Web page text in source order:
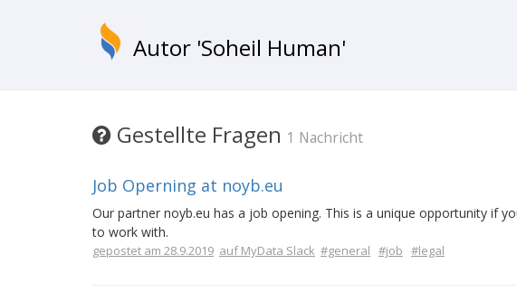
Autor 'Soheil Human'
Gestellte Fragen 1 Nachricht
Job Operning at noyb.eu
Our partner noyb.eu has a job opening. This is a unique opportunity if
to work with.
gepostet am 28.9.2019 auf MyData Slack #general #job #legal